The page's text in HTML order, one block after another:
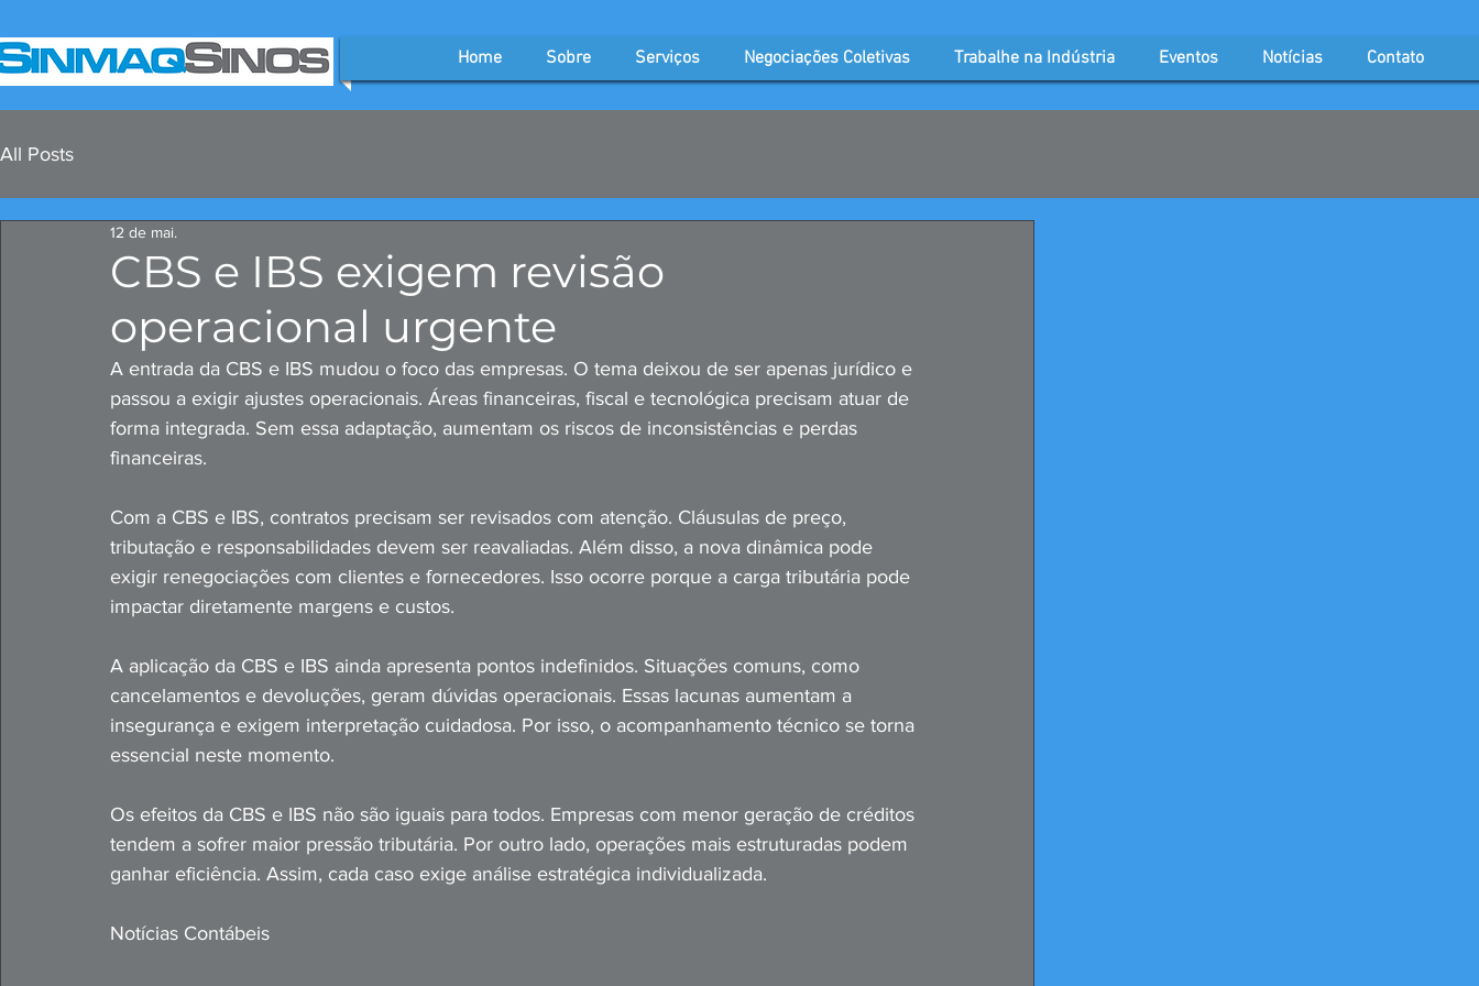
Home Sobre Serviços Negociações Coletivas Trabalhe na Indústria Eventos Notícias Contato
All Posts
CBS e IBS exigem revisão
operacional urgente
12 de mai.
A entrada da CBS e IBS mudou o foco das empresas. O tema deixou de ser apenas jurídico e
passou a exigir ajustes operacionais. Áreas financeiras, fiscal e tecnológica precisam atuar de
forma integrada. Sem essa adaptação, aumentam os riscos de inconsistências e perdas
financeiras.
Com a CBS e IBS, contratos precisam ser revisados com atenção. Cláusulas de preço,
tributação e responsabilidades devem ser reavaliadas. Além disso, a nova dinâmica pode
exigir renegociações com clientes e fornecedores. Isso ocorre porque a carga tributária pode
impactar diretamente margens e custos.
A aplicação da CBS e IBS ainda apresenta pontos indefinidos. Situações comuns, como
cancelamentos e devoluções, geram dúvidas operacionais. Essas lacunas aumentam a
insegurança e exigem interpretação cuidadosa. Por isso, o acompanhamento técnico se torna
essencial neste momento.
Os efeitos da CBS e IBS não são iguais para todos. Empresas com menor geração de créditos
tendem a sofrer maior pressão tributária. Por outro lado, operações mais estruturadas podem
ganhar eficiência. Assim, cada caso exige análise estratégica individualizada.
Notícias Contábeis